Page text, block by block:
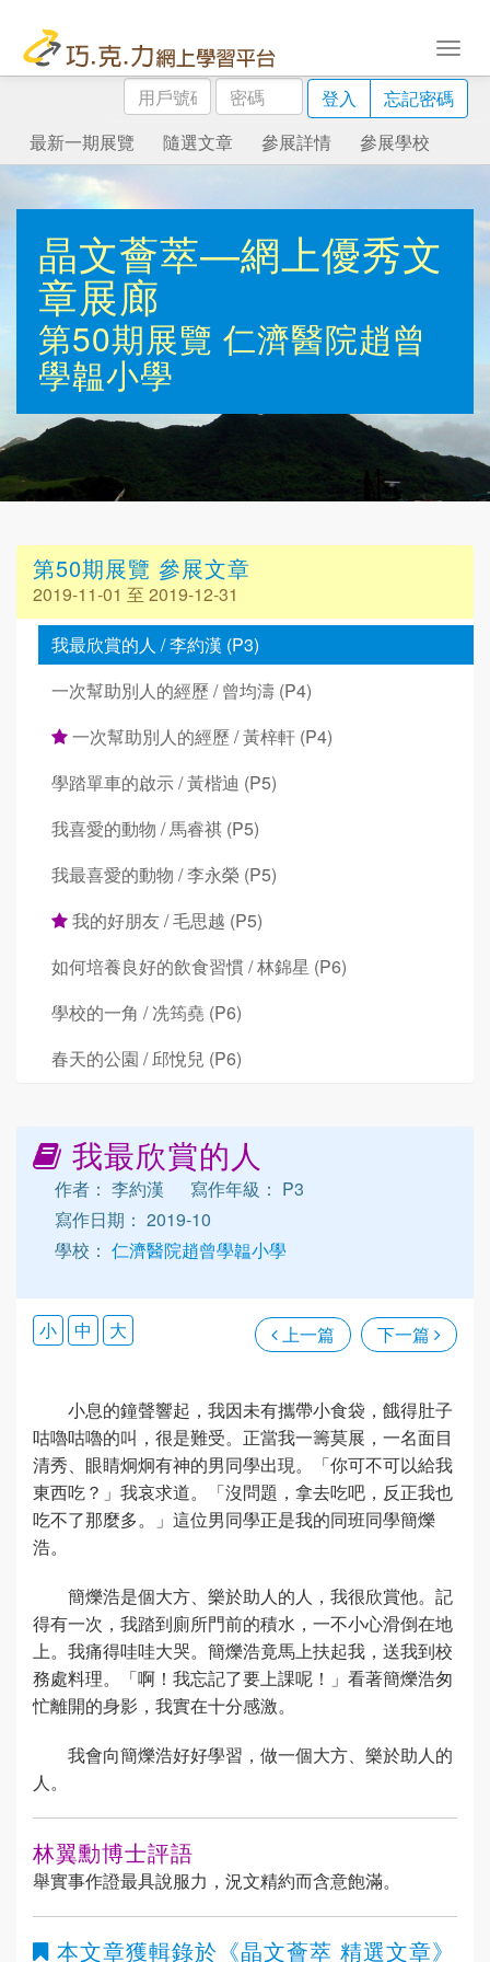
用
戶
號
碼
密
碼
登入
忘記密碼
最新一期展覽
隨選文章 參展詳情 參展學校
晶文薈萃—網上優秀文
章展廊
第50期展覽 仁濟醫院趙曾
學韞小學
第50期展覽 參展文章
2019-11-01 至 2019-12-31
我最欣賞的人 / 李約漢 (P3)
一次幫助別人的經歷 / 曾均濤 (P4)
一次幫助別人的經歷 / 黃梓軒 (P4)
學踏單車的啟示 / 黃楷迪 (P5)
我喜愛的動物 / 馬睿祺 (P5)
我最喜愛的動物 / 李永榮 (P5)
我的好朋友 / 毛思越 (P5)
如何培養良好的飲食習慣 / 林錦星 (P6)
學校的一角 / 冼筠堯 (P6)
春天的公園 / 邱悅兒 (P6)
我最欣賞的人
作者： 李約漢
寫作年級： P3
寫作日期： 2019-10
學校： 仁濟醫院趙曾學韞小學
上一篇 下一篇
小 中 大
小息的鐘聲響起，我因未有攜帶小食袋，餓得肚子
咕嚕咕嚕的叫，很是難受。正當我一籌莫展，一名面目
清秀、眼睛炯炯有神的男同學出現。「你可不可以給我
東西吃？」我哀求道。「沒問題，拿去吃吧，反正我也
吃不了那麼多。」這位男同學正是我的同班同學簡爍
浩。
簡爍浩是個大方、樂於助人的人，我很欣賞他。記
得有一次，我踏到廁所門前的積水，一不小心滑倒在地
上。我痛得哇哇大哭。簡爍浩竟馬上扶起我，送我到校
務處料理。「啊！我忘記了要上課呢！」看著簡爍浩匆
忙離開的身影，我實在十分感激。
我會向簡爍浩好好學習，做一個大方、樂於助人的
人。
林翼勳博士評語
舉實事作證最具說服力，況文精約而含意飽滿。
本文章獲輯錄於 《晶文薈萃 精選文章》